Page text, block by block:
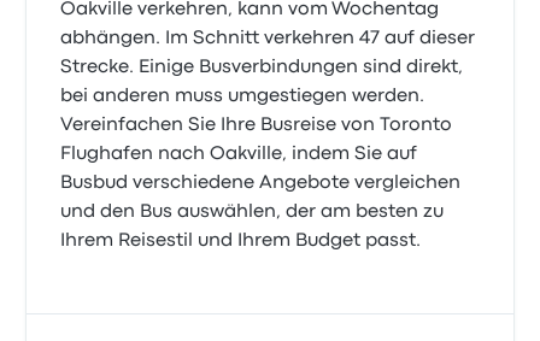
Oakville verkehren, kann vom Wochentag
abhängen. Im Schnitt verkehren 47 auf dieser
Strecke. Einige Busverbindungen sind direkt,
bei anderen muss umgestiegen werden.
Vereinfachen Sie Ihre Busreise von Toronto
Flughafen nach Oakville, indem Sie auf
Busbud verschiedene Angebote vergleichen
und den Bus auswählen, der am besten zu
Ihrem Reisestil und Ihrem Budget passt.